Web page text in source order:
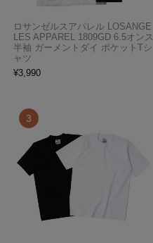
ロサンゼルスアパレル LOSANGE
LES APPAREL 1809GD 6.5オンス
半袖 ガーメントダイ ポケットTシ
ャツ
¥3,990